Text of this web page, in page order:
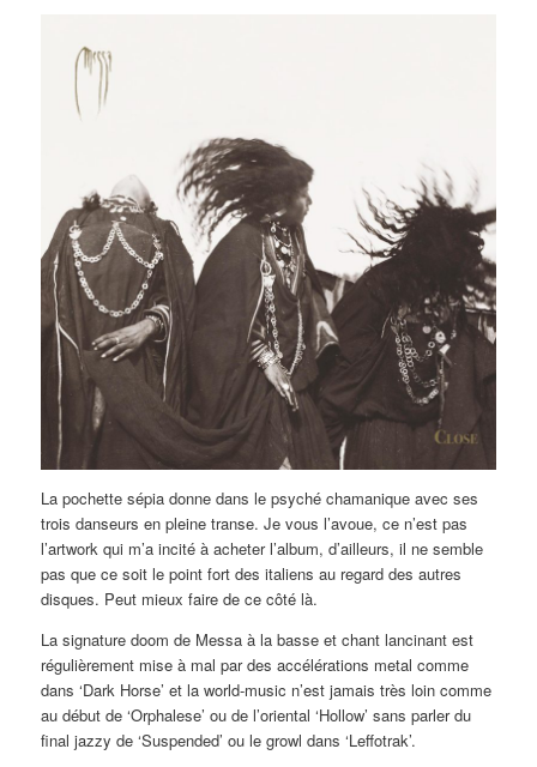
La pochette sépia donne dans le psyché chamanique avec ses
trois danseurs en pleine transe. Je vous l’avoue, ce n’est pas
l’artwork qui m’a incité à acheter l’album, d’ailleurs, il ne semble
pas que ce soit le point fort des italiens au regard des autres
disques. Peut mieux faire de ce côté là.
La signature doom de Messa à la basse et chant lancinant est
régulièrement mise à mal par des accélérations metal comme
dans ‘Dark Horse’ et la world-music n’est jamais très loin comme
au début de ‘Orphalese’ ou de l’oriental ‘Hollow’ sans parler du
final jazzy de ‘Suspended’ ou le growl dans ‘Leffotrak’.